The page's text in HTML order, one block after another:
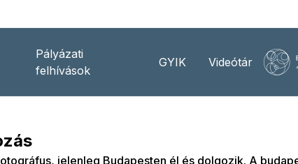
Pályázati
felhívások
GYIK Videótár
jelenleg Budapesten él és dolgozik. A